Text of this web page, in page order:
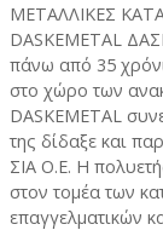
ΜΕΤΑΛΛΙΚΕΣ
DASKEMETAL
πάνω από 35
στο χώρο των
DASKEMETAL
της δίδαξε και
ΣΙΑ Ο.Ε. Η
στον τομέα των
επαγγελματικών